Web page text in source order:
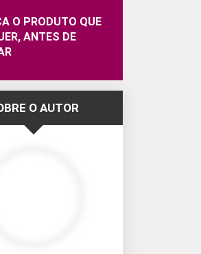
O PRODUTO QUE
ANTES DE
O AUTOR